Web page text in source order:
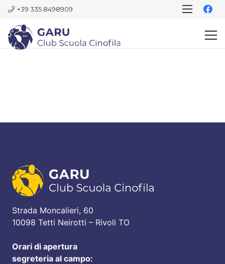
+39 335 8498909
Strada Moncalieri, 60
10098 Tetti Neirotti – Rivoli TO
Orari di apertura
segreteria al campo: